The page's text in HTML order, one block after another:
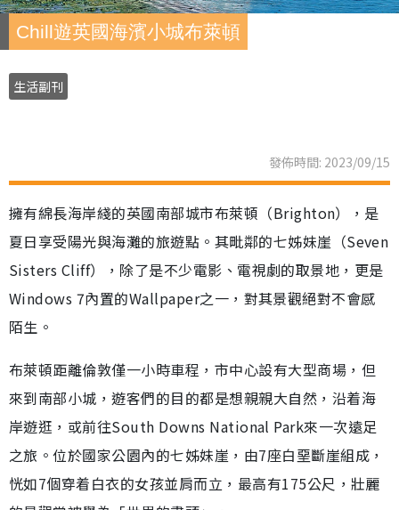
Chill遊英國海濱小城布萊頓
生活副刊
發佈時間: 2023/09/15
擁有綿長海岸綫的英國南部城市布萊頓（Brighton），是
夏日享受陽光與海灘的旅遊點。其毗鄰的七姊妹崖（Seven
Sisters Cliff），除了是不少電影、電視劇的取景地，更是
Windows 7內置的Wallpaper之一，對其景觀絕對不會感
陌生。
布萊頓距離倫敦僅一小時車程，市中心設有大型商場，但
來到南部小城，遊客們的目的都是想親親大自然，沿着海
岸遊逛，或前往South Downs National Park來一次遠足
之旅。位於國家公園內的七姊妹崖，由7座白堊斷崖組成，
恍如7個穿着白衣的女孩並肩而立，最高有175公尺，壯麗